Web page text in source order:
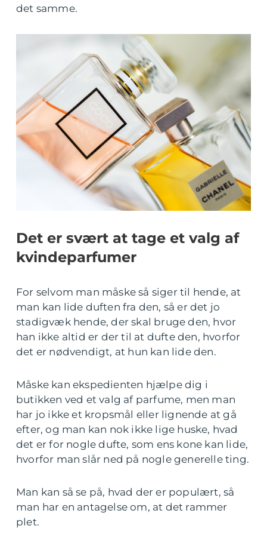
det samme.
Det er svært at tage et valg af
kvindeparfumer
For selvom man måske så siger til hende, at
man kan lide duften fra den, så er det jo
stadigvæk hende, der skal bruge den, hvor
han ikke altid er der til at dufte den, hvorfor
det er nødvendigt, at hun kan lide den.
Måske kan ekspedienten hjælpe dig i
butikken ved et valg af parfume, men man
har jo ikke et kropsmål eller lignende at gå
efter, og man kan nok ikke lige huske, hvad
det er for nogle dufte, som ens kone kan lide,
hvorfor man slår ned på nogle generelle ting.
Man kan så se på, hvad der er populært, så
man har en antagelse om, at det rammer
plet.